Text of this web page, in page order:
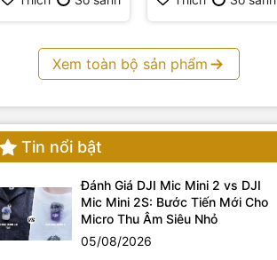
Xem toàn bộ sản phẩm
Tin nổi bật
Đánh Giá DJI Mic Mini 2 vs DJI
Mic Mini 2S: Bước Tiến Mới Cho
Micro Thu Âm Siêu Nhỏ
05/08/2026